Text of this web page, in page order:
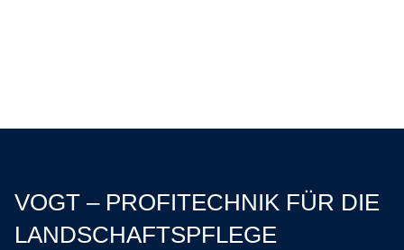
VOGT – PROFITECHNIK FÜR DIE
LANDSCHAFTSPFLEGE